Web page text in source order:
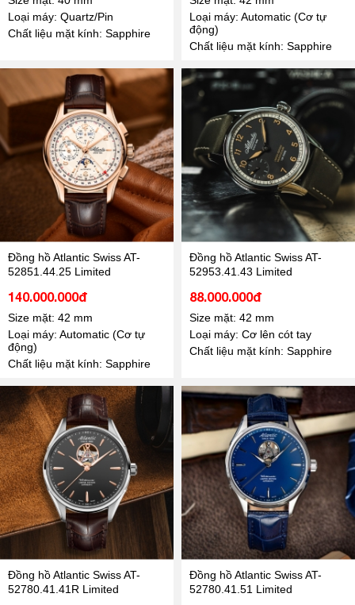
Loại máy: Quartz/Pin
Chất liệu mặt kính: Sapphire
Loại máy: Automatic (Cơ tự
động)
Chất liệu mặt kính: Sapphire
Đồng hồ Atlantic Swiss AT-
52851.44.25 Limited
140.000.000đ
Size mặt: 42 mm
Loại máy: Automatic (Cơ tự
động)
Chất liệu mặt kính: Sapphire
Đồng hồ Atlantic Swiss AT-
52953.41.43 Limited
88.000.000đ
Size mặt: 42 mm
Loại máy: Cơ lên cót tay
Chất liệu mặt kính: Sapphire
Đồng hồ Atlantic Swiss AT-
52780.41.41R Limited
Đồng hồ Atlantic Swiss AT-
52780.41.51 Limited